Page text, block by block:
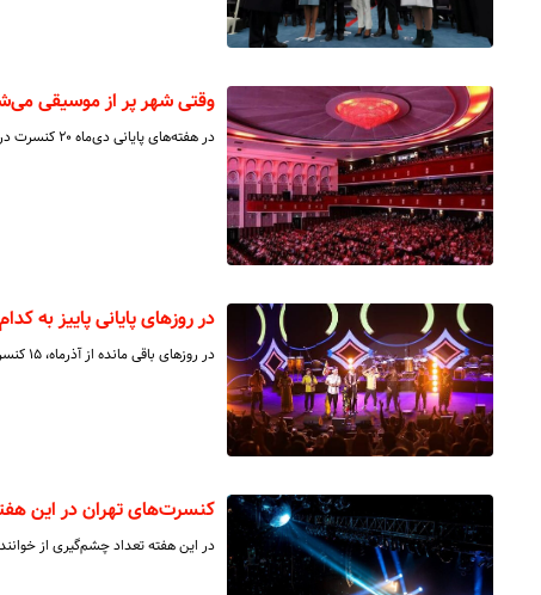
وقتی شهر پر از موسیقی
در هفته‌های پایانی دی‌ماه ۲۰ کنسرت در ۱۰ سالن تهران برگزار می‌شود.
در روزهای پایانی پاییز به
در روزهای باقی مانده از آذرماه، ۱۵ کنسرت در ۶ سالن تهران روی صحنه خواهد رفت.
کنسرت‌های تهران در این
در این هفته تعداد چشم‌گیری از